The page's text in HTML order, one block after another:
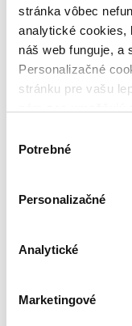
stránka vôbec
analytické
náš web funguje, a
Personalizačné
stránku pre vašu
nám pomohlo,
súhlasu
Potrebné
Personalizačné
Analytické
Marketingové
Nové / čítané
nová (0 titulov)
čítaná (0 titulov)
čítaná -
čítaná -
opotrebovaná
Zúžiť výber
Bestsellery
Najdrahšie